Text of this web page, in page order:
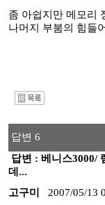
좀 아쉽지만 메모리
나머지 부붐의 힘들
답변 6
답변 : 베니스3000/
데...
고구미
2007/05/13